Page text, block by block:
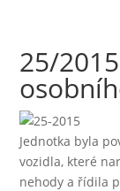
25/
Jednotka byla
vozidla, které
nehody a řídila